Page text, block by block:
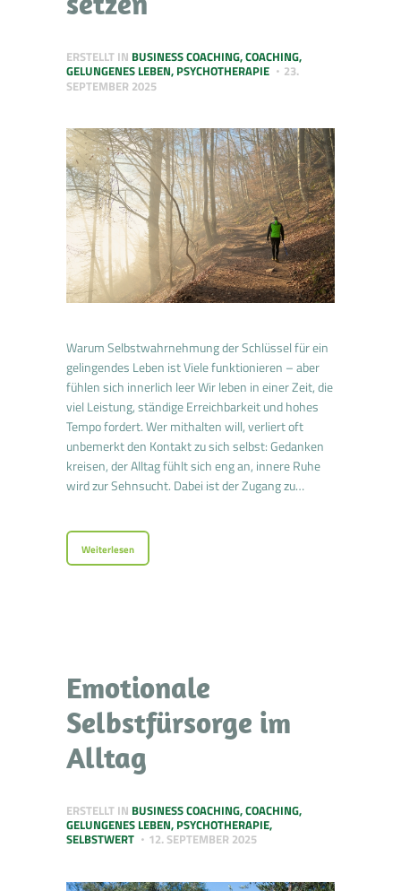
ERSTELLT IN BUSINESS COACHING,COACHING,
GELUNGENES LEBEN, PSYCHOTHERAPIE
23.
SEPTEMBER 2025
Warum Selbstwahrnehmung der Schlüssel für ein
gelingendes Leben ist Viele funktionieren – aber
fühlen sich innerlich leer Wir leben in einer Zeit, die
viel Leistung, ständige Erreichbarkeit und hohes
Tempo fordert. Wer mithalten will, verliert oft
unbemerkt den Kontakt zu sich selbst: Gedanken
kreisen, der Alltag fühlt sich eng an, innere Ruhe
wird zur Sehnsucht. Dabei ist der Zugang zu…
Weiterlesen
Emotionale
Selbstfürsorge im
Alltag
ERSTELLT IN BUSINESS COACHING,COACHING,
GELUNGENES LEBEN, PSYCHOTHERAPIE,
SELBSTWERT
12. SEPTEMBER 2025